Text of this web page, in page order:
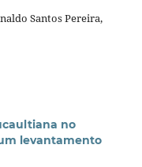
Santos Pereira,
no
levantamento